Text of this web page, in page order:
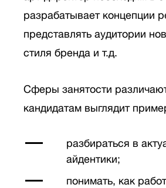
разрабатывает концепции
представлять аудитории
стиля бренда и т.д.
Сферы занятости
кандидатам выглядит
разбираться в
айдентики;
понимать, как